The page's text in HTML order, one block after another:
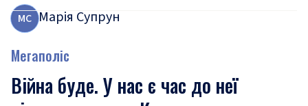
МС Марія Супрун
Мегаполіс
Війна буде. У нас є час до неї